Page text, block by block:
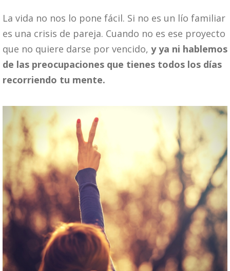
La vida no nos lo pone fácil. Si no es un lío familiar
es una crisis de pareja. Cuando no es ese proyecto
que no quiere darse por vencido, y ya ni hablemos
de las preocupaciones que tienes todos los días
recorriendo tu mente.